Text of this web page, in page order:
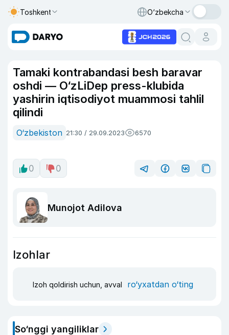
Toshkent O‘zbekcha
Tamaki kontrabandasi besh baravar
oshdi — O‘zLiDep press-klubida
yashirin iqtisodiyot muammosi tahlil
qilindi
O‘zbekiston 21:30 / 29.09.2023 6570
0 0
Munojot Adilova
Izohlar
Izoh qoldirish uchun, avval ro‘yxatdan o‘ting
So‘nggi yangiliklar